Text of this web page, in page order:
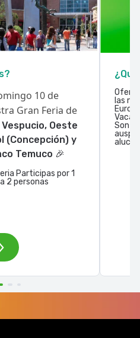
10 de
Gran Feria de
Vespucio, Oeste
(Concepción) y
Temuco 🎉​
Participas por 1
2 personas
las
Son